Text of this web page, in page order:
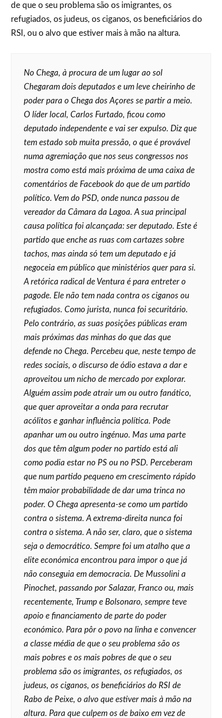
de que o seu problema são os imigrantes, os
refugiados, os judeus, os ciganos, os beneficiários do
RSI, ou o alvo que estiver mais à mão na altura.
No Chega, à procura de um lugar ao sol
Chegaram dois deputados e um leve cheirinho de
poder para o Chega dos Açores se partir a meio.
O líder local, Carlos Furtado, ficou como
deputado independente e vai ser expulso. Diz que
tem estado sob muita pressão, o que é provável
numa agremiação que nos seus congressos nos
mostra como está mais próxima de uma caixa de
comentários de Facebook do que de um partido
político. Vem do PSD, onde nunca passou de
vereador da Câmara da Lagoa. A sua principal
causa política foi alcançada: ser deputado. Este é
partido que enche as ruas com cartazes sobre
tachos, mas ainda só tem um deputado e já
negoceia em público que ministérios quer para si.
A retórica radical de Ventura é para entreter o
pagode. Ele não tem nada contra os ciganos ou
refugiados. Como jurista, nunca foi securitário.
Pelo contrário, as suas posições públicas eram
mais próximas das minhas do que das que
defende no Chega. Percebeu que, neste tempo de
redes sociais, o discurso de ódio estava a dar e
aproveitou um nicho de mercado por explorar.
Alguém assim pode atrair um ou outro fanático,
que quer aproveitar a onda para recrutar
acólitos e ganhar influência política. Pode
apanhar um ou outro ingénuo. Mas uma parte
dos que têm algum poder no partido está ali
como podia estar no PS ou no PSD. Perceberam
que num partido pequeno em crescimento rápido
têm maior probabilidade de dar uma trinca no
poder. O Chega apresenta-se como um partido
contra o sistema. A extrema-direita nunca foi
contra o sistema. A não ser, claro, que o sistema
seja o democrático. Sempre foi um atalho que a
elite económica encontrou para impor o que já
não conseguia em democracia. De Mussolini a
Pinochet, passando por Salazar, Franco ou, mais
recentemente, Trump e Bolsonaro, sempre teve
apoio e financiamento de parte do poder
económico. Para pôr o povo na linha e convencer
a classe média de que o seu problema são os
mais pobres e os mais pobres de que o seu
problema são os imigrantes, os refugiados, os
judeus, os ciganos, os beneficiários do RSI de
Rabo de Peixe, o alvo que estiver mais à mão na
altura. Para que culpem os de baixo em vez de